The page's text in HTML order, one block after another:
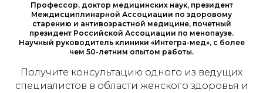
Профессор, доктор медицинских наук, президент
Междисциплинарной Ассоциации по здоровому
старению и антивозрастной медицине, почетный
президент Российской Ассоциации по менопаузе.
Научный руководитель клиники «Интегра-мед», с более
чем 50-летним опытом работы.
Получите консультацию одного из ведущих
специалистов в области женского здоровья и